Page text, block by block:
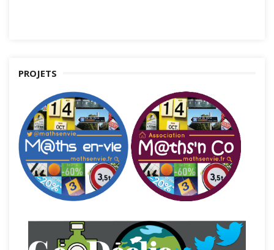
PROJETS